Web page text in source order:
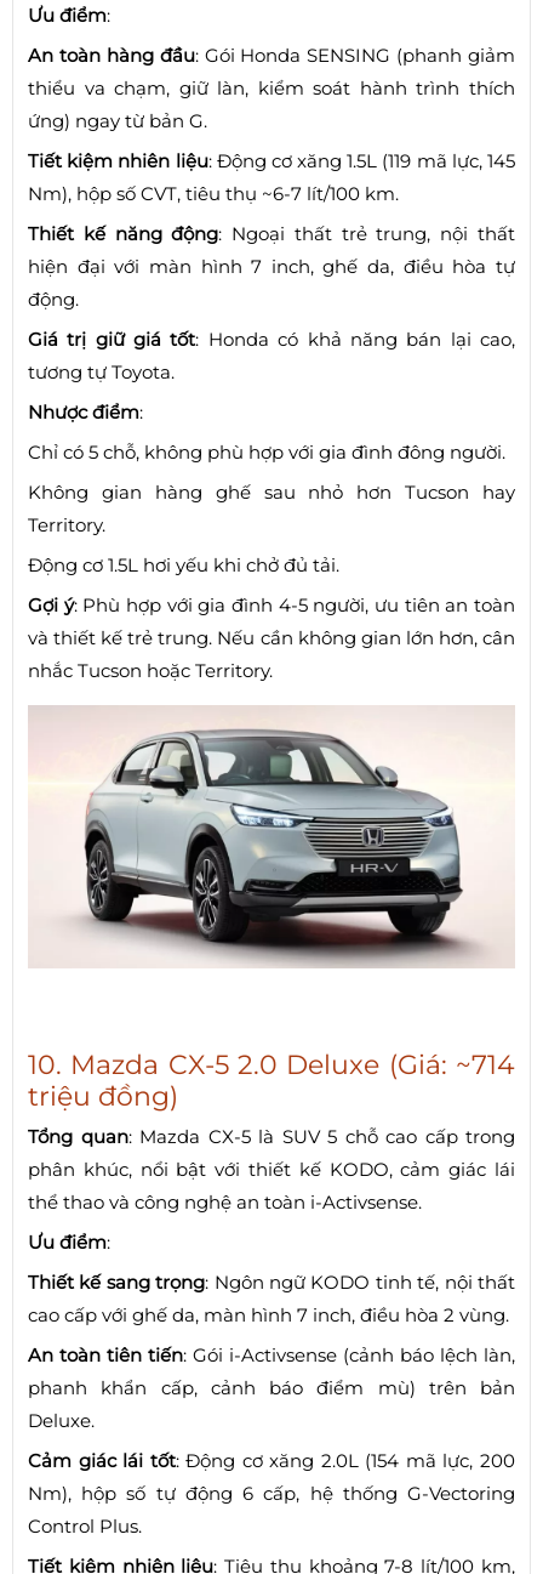
Ưu điểm:
An toàn hàng đầu: Gói Honda SENSING (phanh giảm
thiểu va chạm, giữ làn, kiểm soát hành trình thích
ứng) ngay từ bản G.
Tiết kiệm nhiên liệu: Động cơ xăng 1.5L (119 mã lực, 145
Nm), hộp số CVT, tiêu thụ ~6-7 lít/100 km.
Thiết kế năng động: Ngoại thất trẻ trung, nội thất
hiện đại với màn hình 7 inch, ghế da, điều hòa tự
động.
Giá trị giữ giá tốt: Honda có khả năng bán lại cao,
tương tự Toyota.
Nhược điểm:
Chỉ có 5 chỗ, không phù hợp với gia đình đông người.
Không gian hàng ghế sau nhỏ hơn Tucson hay
Territory.
Động cơ 1.5L hơi yếu khi chở đủ tải.
Gợi ý: Phù hợp với gia đình 4-5 người, ưu tiên an toàn
và thiết kế trẻ trung. Nếu cần không gian lớn hơn, cân
nhắc Tucson hoặc Territory.
10. Mazda CX-5 2.0 Deluxe (Giá: ~714
triệu đồng)
Tổng quan: Mazda CX-5 là SUV 5 chỗ cao cấp trong
phân khúc, nổi bật với thiết kế KODO, cảm giác lái
thể thao và công nghệ an toàn i-Activsense.
Ưu điểm:
Thiết kế sang trọng: Ngôn ngữ KODO tinh tế, nội thất
cao cấp với ghế da, màn hình 7 inch, điều hòa 2 vùng.
An toàn tiên tiến: Gói i-Activsense (cảnh báo lệch làn,
phanh khẩn cấp, cảnh báo điểm mù) trên bản
Deluxe.
Cảm giác lái tốt: Động cơ xăng 2.0L (154 mã lực, 200
Nm), hộp số tự động 6 cấp, hệ thống G-Vectoring
Control Plus.
Tiết kiệm nhiên liệu: Tiêu thụ khoảng 7-8 lít/100 km,